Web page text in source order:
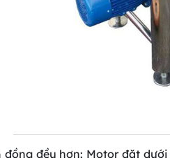
đều hơn: Motor đặt